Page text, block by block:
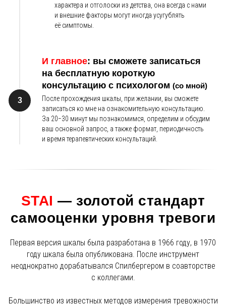
характера и отголоски из детства, она всегда с нами
и внешние факторы могут иногда усугублять
её симптомы.
И главное: вы сможете записаться
на бесплатную короткую
консультацию с психологом (со мной)
После прохождения шкалы, при желании, вы сможете
записаться ко мне на ознакомительную консультацию.
За 20−30 минут мы познакомимся, определим и обсудим
ваш основной запрос, а также формат, периодичность
и время терапевтических консультаций.
STAI — золотой стандарт
самооценки уровня тревоги
Первая версия шкалы была разработана в 1966 году, в 1970
году шкала была опубликована. После инструмент
неоднократно дорабатывался Спилбергером в соавторстве
с коллегами.
Большинство из известных методов измерения тревожности